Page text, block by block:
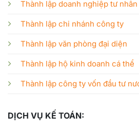
Thành lập doanh nghiệp tư nhân
Thành lập chi nhánh công ty
Thành lập văn phòng đại diện
Thành lập hộ kinh doanh cá thể
Thành lập công ty vốn đầu tư
DỊCH VỤ KẾ TOÁN: